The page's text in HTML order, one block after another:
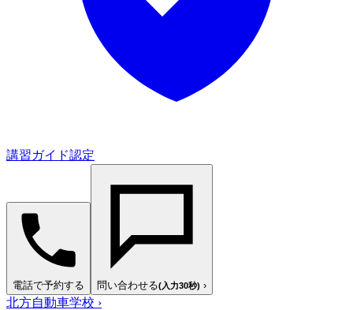
講習ガイド認定
電話で予約する 問い合わせる(入力30秒) ›
北方自動車学校 ›